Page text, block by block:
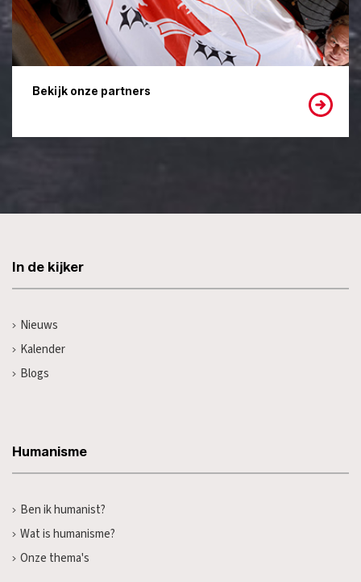
Bekijk onze partners
In de kijker
Nieuws
Kalender
Blogs
Humanisme
Ben ik humanist?
Wat is humanisme?
Onze thema's